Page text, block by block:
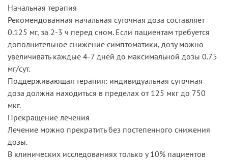
Начальная терапия
Рекомендованная начальная суточная доза составляет
0.125 мг, за 2-3 ч перед сном. Если пациентам требуется
дополнительное снижение симптоматики, дозу можно
увеличивать каждые 4-7 дней до максимальной дозы 0.75
мг/сут.
Поддерживающая терапия: индивидуальная суточная
доза должна находиться в пределах от 125 мкг до 750
мкг.
Прекращение лечения
Лечение можно прекратить без постепенного снижения
дозы.
В клинических исследованиях только у 10% пациентов